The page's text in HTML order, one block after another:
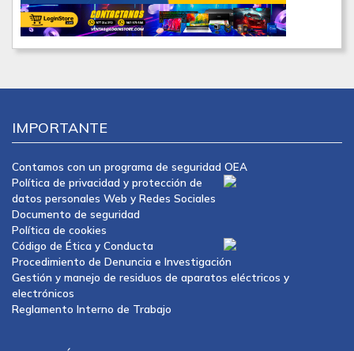
IMPORTANTE
Contamos con un programa de seguridad OEA
Política de privacidad y protección de
datos personales Web y Redes Sociales
Documento de seguridad
Política de cookies
Código de Ética y Conducta
Procedimiento de Denuncia e Investigación
Gestión y manejo de residuos de aparatos eléctricos y
electrónicos
Reglamento Interno de Trabajo